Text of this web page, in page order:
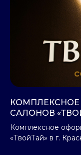
САЛОНОВ
Комплексное
«ТвойТай» в г.